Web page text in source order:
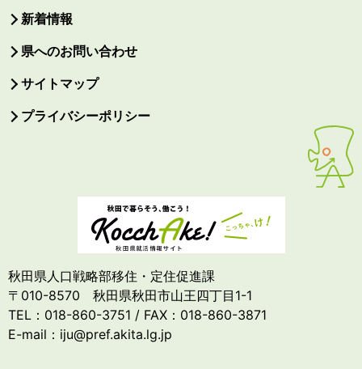
新着情報
県へのお問い合わせ
サイトマップ
プライバシーポリシー
秋田県人口戦略部移住・定住促進課
〒010-8570 秋田県秋田市山王四丁目1-1
TEL：018-860-3751 / FAX：018-860-3871
E-mail：iju@pref.akita.lg.jp